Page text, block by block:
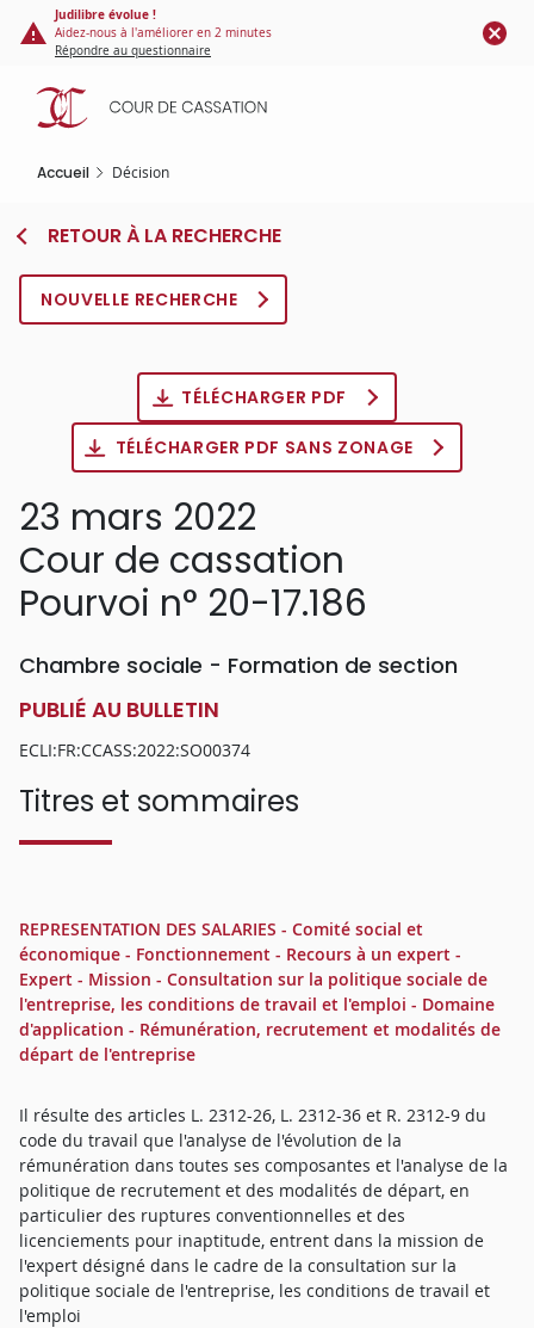
Panneau de gestion des cookies
contenu
principal
Judilibre évolue !
Aidez-nous à l'améliorer en 2 minutes
Répondre au questionnaire
Accueil Décision
RETOUR À LA RECHERCHE
NOUVELLE RECHERCHE
TÉLÉCHARGER PDF
TÉLÉCHARGER PDF SANS ZONAGE
23 mars 2022
Cour de cassation
Pourvoi n° 20-17.186
Chambre sociale - Formation de section
PUBLIÉ AU BULLETIN
ECLI:FR:CCASS:2022:SO00374
Titres et sommaires
REPRESENTATION DES SALARIES - Comité social et
économique - Fonctionnement - Recours à un expert -
Expert - Mission - Consultation sur la politique sociale de
l'entreprise, les conditions de travail et l'emploi - Domaine
d'application - Rémunération, recrutement et modalités de
départ de l'entreprise
Il résulte des articles L. 2312-26, L. 2312-36 et R. 2312-9 du
code du travail que l'analyse de l'évolution de la
rémunération dans toutes ses composantes et l'analyse de la
politique de recrutement et des modalités de départ, en
particulier des ruptures conventionnelles et des
licenciements pour inaptitude, entrent dans la mission de
l'expert désigné dans le cadre de la consultation sur la
politique sociale de l'entreprise, les conditions de travail et
l'emploi